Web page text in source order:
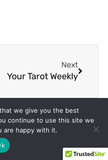
Next
Your Tarot Weekly
we give you the best
continue to use this site we
are happy with it.